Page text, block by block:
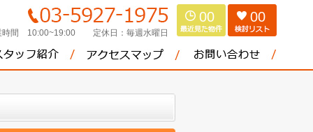
時間 10:00~19:00 定休日： 毎週水曜日
00 00